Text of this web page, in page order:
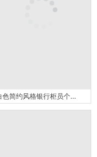
白色简约风格银行柜员个人求职简历套装Word模板